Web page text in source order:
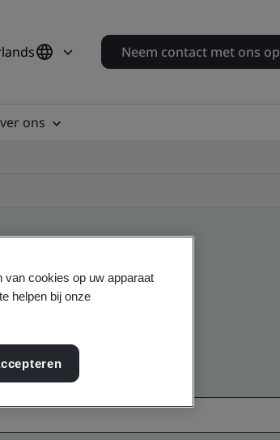
Neem contact met ons op
ons
van cookies op uw apparaat
helpen bij onze